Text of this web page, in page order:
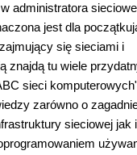
administratora
jest dla
się sieciami i
znajdą tu wiele
sieci
zarówno o
sieciowej jak